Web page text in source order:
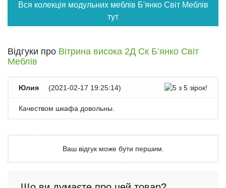
Вся колекція модульних меблів Б'янко Світ Меблів
тут
Відгуки про Вітрина висока 2Д Ск Б’янко Світ
Меблів
Юлия (2021-02-17 19:25:14)
Качеством шкафа довольны.
Ваш відгук може бути першим.